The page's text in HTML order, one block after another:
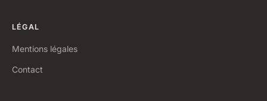
LÉGAL
Mentions légales
Contact